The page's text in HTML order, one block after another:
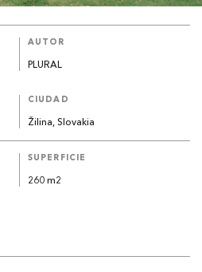
AUTOR
PLURAL
CIUDAD
Žilina, Slovakia
SUPERFICIE
260 m2